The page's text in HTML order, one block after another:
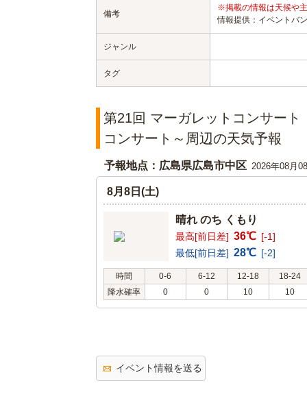
備考
※掲載の情報は天候や
情報提供：イベントバ
ジャンル
タグ
第21回 マーガレットコンサート
コンサート～周辺の天気予報
予報地点：広島県広島市中区 2026年08月
8月8日(土)
晴れ のち くもり
最高[前日差] 36℃ [-1]
最低[前日差] 28℃ [-2]
時間 0-6 6-12 12-18
18-24
降水確率
0 0 10 10
イベント情報を送る